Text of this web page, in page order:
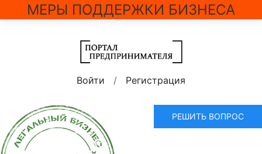
МЕРЫ ПОДДЕРЖКИ БИЗНЕСА
Войти / Регистрация
РЕШИТЬ ВОПРОС